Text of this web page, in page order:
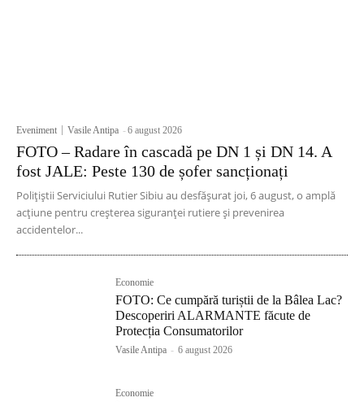
Eveniment Vasile Antipa -6 august 2026
FOTO – Radare în cascadă pe DN 1 și DN 14. A
fost JALE: Peste 130 de șofer sancționați
Polițiștii Serviciului Rutier Sibiu au desfășurat joi, 6 august, o amplă
acțiune pentru creșterea siguranței rutiere și prevenirea
accidentelor...
Economie
FOTO: Ce cumpără turiștii de la Bâlea Lac?
Descoperiri ALARMANTE făcute de
Protecția Consumatorilor
Vasile Antipa - 6 august 2026
Economie